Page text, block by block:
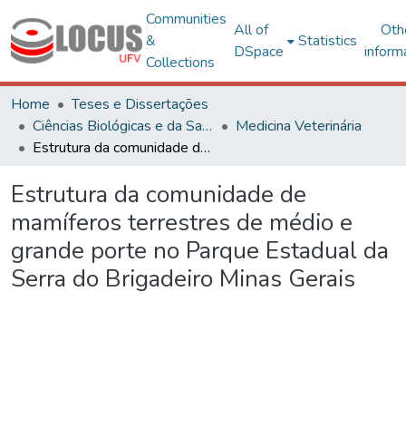
Communities
&
Collections
All of
DSpace
Statistics
Home
Teses e Dissertações
Ciências Biológicas e da Saúde
Medicina Veterinária
Estrutura da comunidade de mamíferos terrestres de médio e grande porte no Parque Estadual da Serra do Brigadeiro Minas Gerais
Estrutura da comunidade de
mamíferos terrestres de médio e
grande porte no Parque Estadual da
Serra do Brigadeiro Minas Gerais